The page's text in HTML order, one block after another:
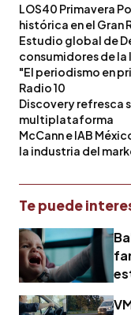
LOS40 Primavera
histórica en el Gran
Estudio global de
consumidores de la
"El periodismo en
Radio 10
Discovery refresca
multiplataforma
McCann e IAB
la industria del
Te puede